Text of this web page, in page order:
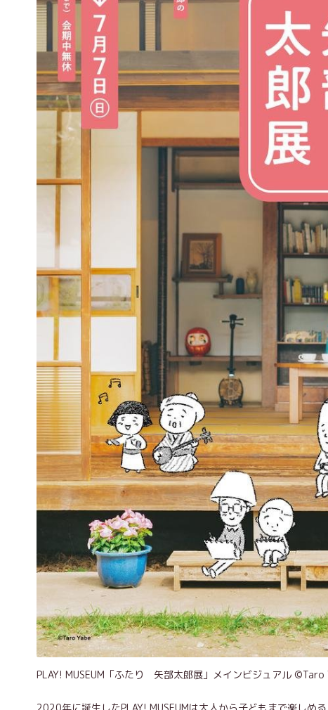
PLAY! MUSEUM「ふたり 矢部太郎展」メインビジュアル ©︎Taro